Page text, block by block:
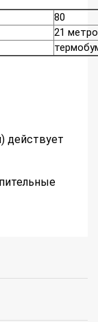
80
21
действует